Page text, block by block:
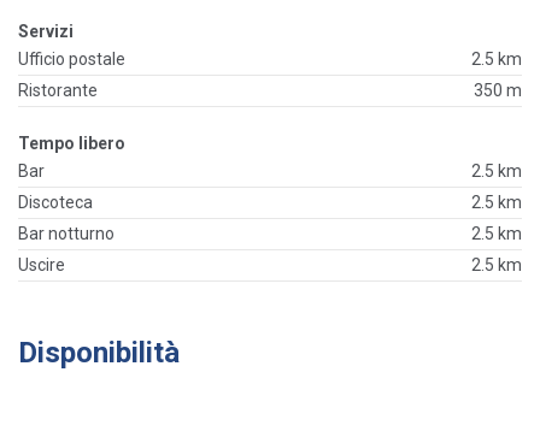
Servizi
Ufficio postale
2.5 km
Ristorante
350 m
Tempo libero
Bar
2.5 km
Discoteca
2.5 km
Bar notturno
2.5 km
Uscire
2.5 km
Disponibilità